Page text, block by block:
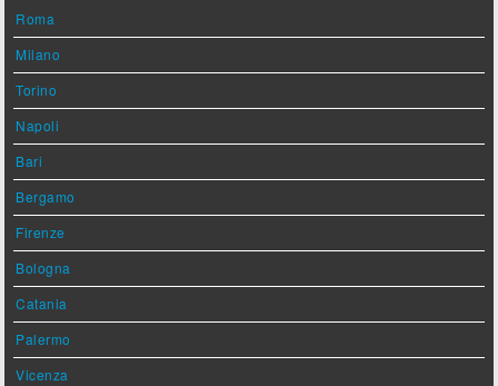
Roma
Milano
Torino
Napoli
Bari
Bergamo
Firenze
Bologna
Catania
Palermo
Vicenza